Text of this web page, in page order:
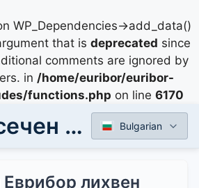
WP_Dependencies->add_data()
that is deprecated since
comments are ignored by
in /home/euribor/euribor-
functions.php on line 6170
1-Месечен Еврибор лихвен процент Bulgarian
лихвен